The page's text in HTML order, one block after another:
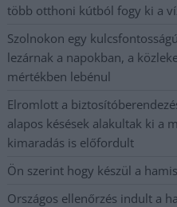
több otthoni kútból fogy ki a
Szolnokon egy
lezárnak a napokban, a
mértékben lebénul
Elromlott a
alapos késések alakultak ki a
kimaradás is előfordult
Ön szerint hogy készül a
Országos ellenőrzés indult a